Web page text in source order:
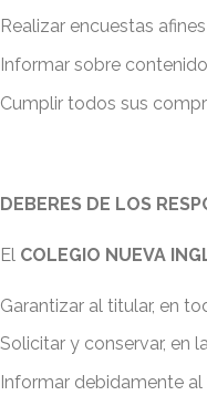
Realizar encuestas
Informar sobre
Cumplir todos sus
DEBERES DE LOS
El COLEGIO NUEVA
Garantizar al titular, en
Solicitar y conservar, en
Informar debidamente